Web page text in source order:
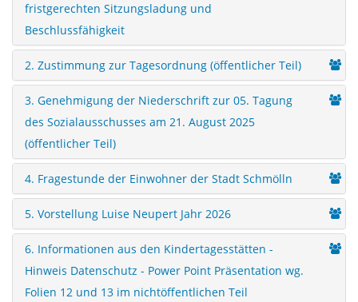
fristgerechten Sitzungsladung und
Beschlussfähigkeit
2. Zustimmung zur Tagesordnung (öffentlicher Teil)
3. Genehmigung der Niederschrift zur 05. Tagung
des Sozialausschusses am 21. August 2025
(öffentlicher Teil)
4. Fragestunde der Einwohner der Stadt Schmölln
5. Vorstellung Luise Neupert Jahr 2026
6. Informationen aus den Kindertagesstätten -
Hinweis Datenschutz - Power Point Präsentation wg.
Folien 12 und 13 im nichtöffentlichen Teil